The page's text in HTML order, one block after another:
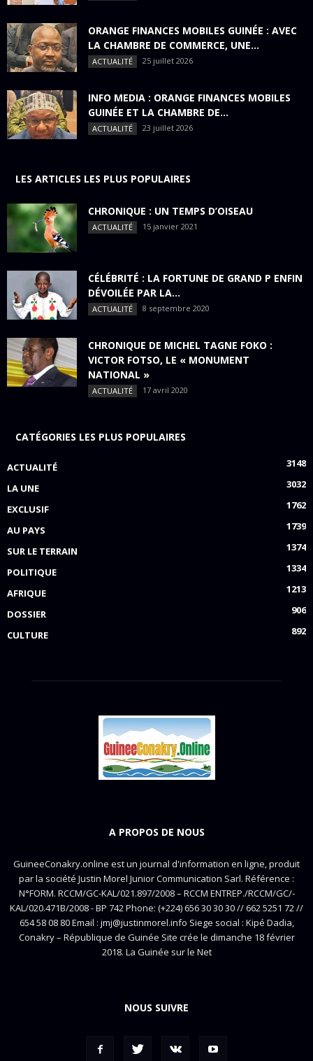
ORANGE FINANCES MOBILES GUINÉE : AVEC
LA CHAMBRE DE COMMERCE, UNE...
ACTUALITÉ 25 juillet 2026
INFO MEDIA : ORANGE FINANCES MOBILES
GUINÉE ET LA CHAMBRE DE...
ACTUALITÉ 23 juillet 2026
LES ARTICLES LES PLUS POPULAIRES
CHRONIQUE : UN TEMPS D’OISEAU
ACTUALITÉ 15 janvier 2021
CÉLÉBRITÉ : LA FORTUNE DE GRAND P ENFIN
DÉVOILÉE PAR LA...
ACTUALITÉ 8 septembre 2020
CHRONIQUE DE MICHEL TAGNE FOKO :
VICTOR FOTSO, LE « MONUMENT
NATIONAL »
ACTUALITÉ 17 avril 2020
CATÉGORIES LES PLUS POPULAIRES
ACTUALITÉ
3148
LA UNE
3032
EXCLUSIF
1762
AU PAYS
1739
SUR LE TERRAIN
1374
POLITIQUE
1334
AFRIQUE
1213
DOSSIER
906
CULTURE
892
A PROPOS DE NOUS
GuineeConakry.online est un journal d'information en ligne, produit
par la société Justin Morel Junior Communication Sarl. Référence :
N°FORM. RCCM/GC-KAL/021.897/2008 – RCCM ENTREP./RCCM/GC/-
KAL/020.471B/2008 - BP 742 Phone: (+224) 656 30 30 30 // 662 5251 72 //
654 58 08 80 Email : jmj@justinmorel.info Siege social : Kipé Dadia,
Conakry – République de Guinée Site crée le dimanche 18 février
2018. La Guinée sur le Net
NOUS SUIVRE